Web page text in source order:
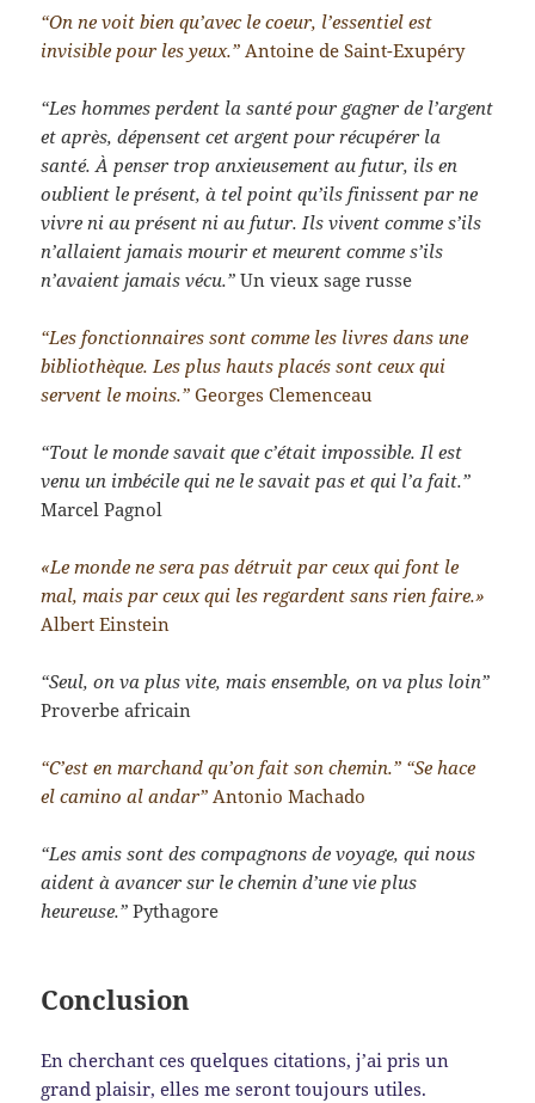
“On ne voit bien qu’avec le coeur, l’essentiel est
invisible pour les yeux.” Antoine de Saint-Exupéry
“Les hommes perdent la santé pour gagner de l’argent
et après, dépensent cet argent pour récupérer la
santé. À penser trop anxieusement au futur, ils en
oublient le présent, à tel point qu’ils finissent par ne
vivre ni au présent ni au futur. Ils vivent comme s’ils
n’allaient jamais mourir et meurent comme s’ils
n’avaient jamais vécu.” Un vieux sage russe
“Les fonctionnaires sont comme les livres dans une
bibliothèque. Les plus hauts placés sont ceux qui
servent le moins.” Georges Clemenceau
“Tout le monde savait que c’était impossible. Il est
venu un imbécile qui ne le savait pas et qui l’a fait.”
Marcel Pagnol
«Le monde ne sera pas détruit par ceux qui font le
mal, mais par ceux qui les regardent sans rien faire.»
Albert Einstein
“Seul, on va plus vite, mais ensemble, on va plus loin”
Proverbe africain
“C’est en marchand qu’on fait son chemin.” “Se hace
el camino al andar” Antonio Machado
“Les amis sont des compagnons de voyage, qui nous
aident à avancer sur le chemin d’une vie plus
heureuse.” Pythagore
Conclusion
En cherchant ces quelques citations, j’ai pris un
grand plaisir, elles me seront toujours utiles.